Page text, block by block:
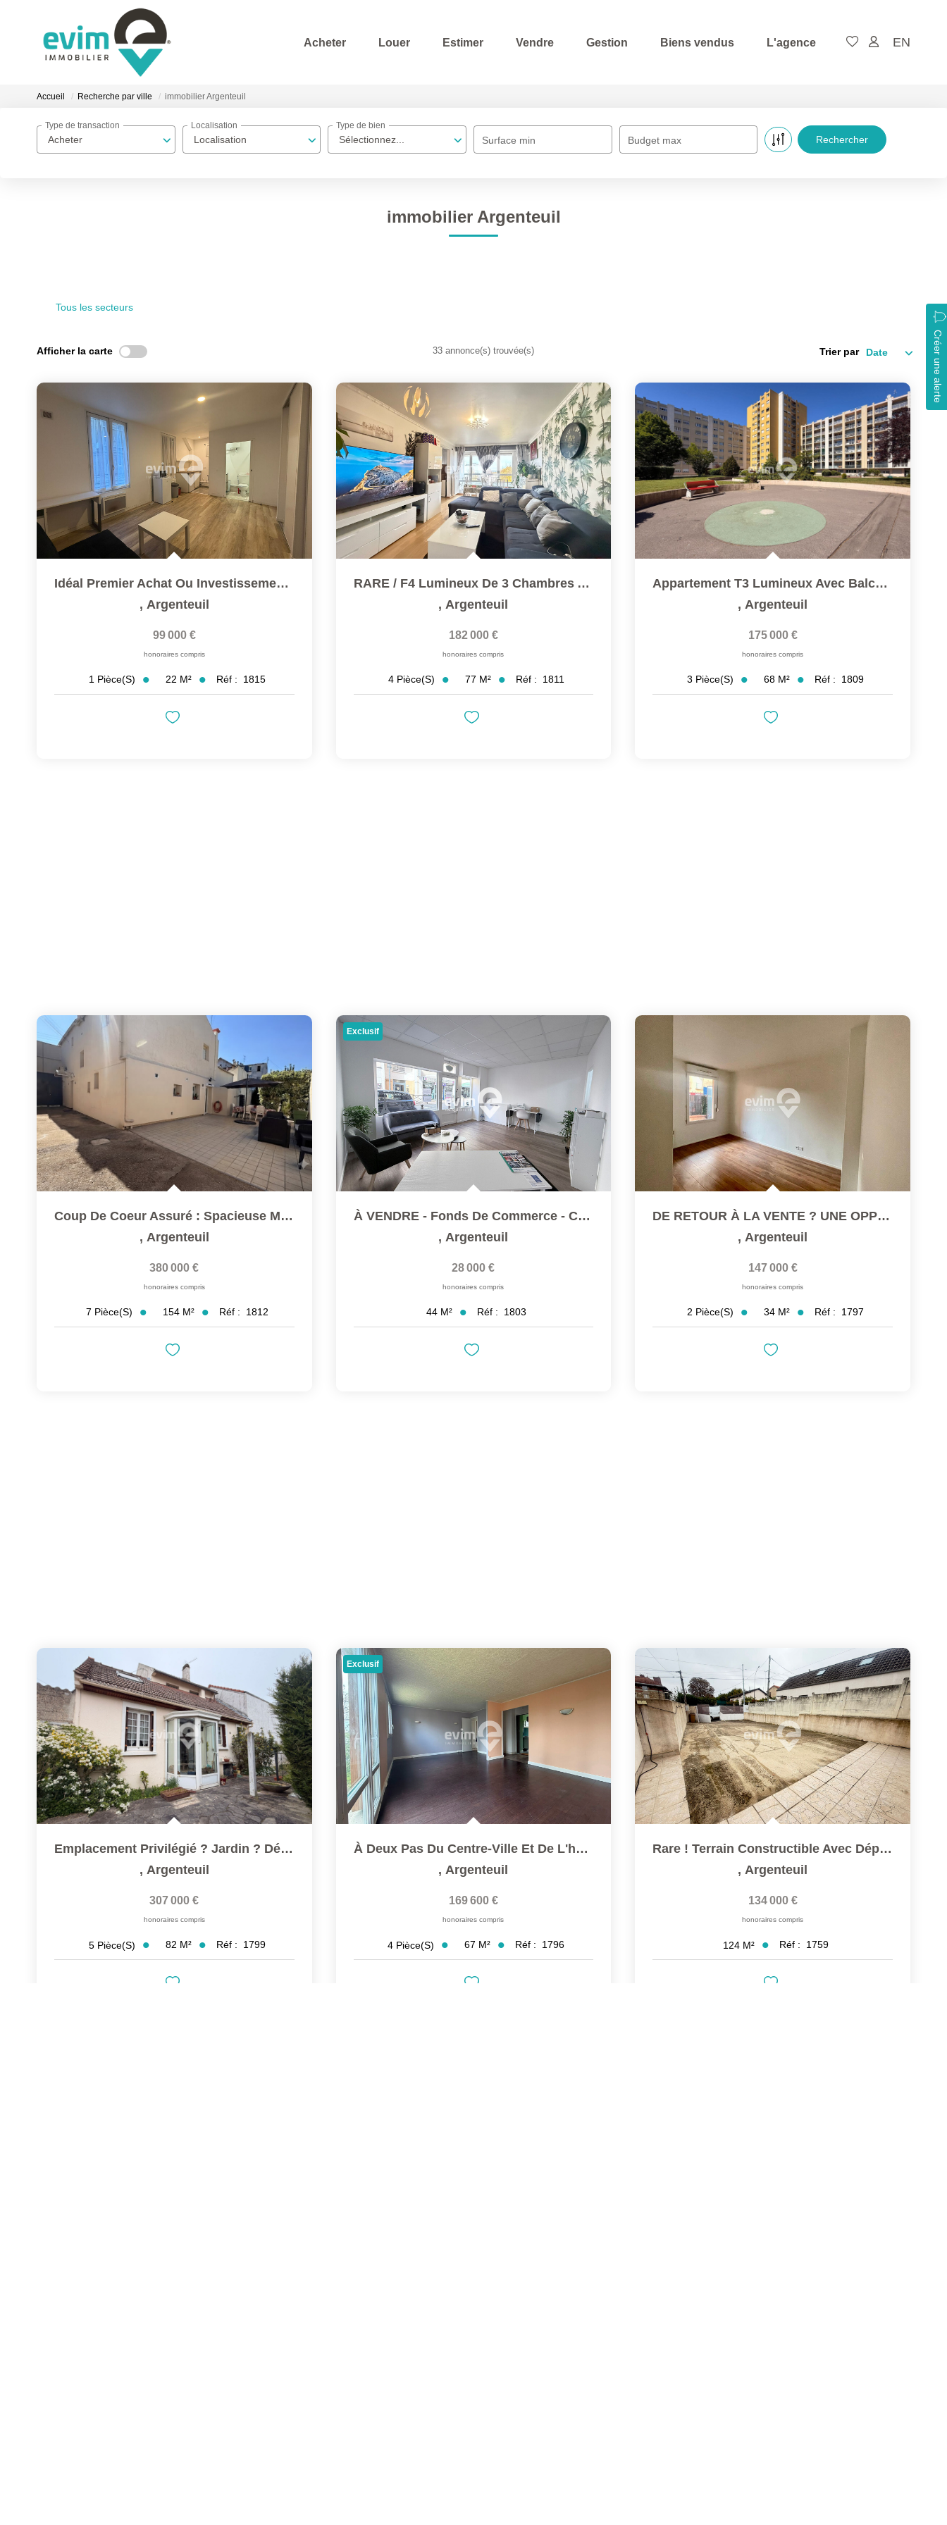
Acheter Louer Estimer Vendre Gestion Biens vendus L'agence EN
Accueil Recherche par ville immobilier Argenteuil
Acheter
Type de transaction
Localisation
Localisation
Sélectionnez...
Type de bien
Surface min Budget max
immobilier Argenteuil
Tous les secteurs
Créer une alerte
Afficher la carte 33 annonce(s) trouvée(s) Trier par
Idéal Premier Achat Ou Investissement Locatif
, Argenteuil
99 000 €
honoraires compris
1 Pièce(s) 22 M² Réf : 1815
RARE / F4 Lumineux De 3 Chambres Avec Balcon, Parking &...
, Argenteuil
182 000 €
honoraires compris
4 Pièce(s) 77 M² Réf : 1811
Appartement T3 Lumineux Avec Balcon, Parking & Cave ? À 5...
, Argenteuil
175 000 €
honoraires compris
3 Pièce(s) 68 M² Réf : 1809
Coup De Coeur Assuré : Spacieuse Maison Familiale Avec...
, Argenteuil
380 000 €
honoraires compris
7 Pièce(s) 154 M² Réf : 1812
Exclusif
À VENDRE - Fonds De Commerce - Centre-Ville D'Argenteuil
, Argenteuil
28 000 €
honoraires compris
44 M² Réf : 1803
DE RETOUR À LA VENTE ? UNE OPPORTUNITÉ À SAISIR SANS...
, Argenteuil
147 000 €
honoraires compris
2 Pièce(s) 34 M² Réf : 1797
Emplacement Privilégié ? Jardin ? Dépendance ? Garage ?...
, Argenteuil
307 000 €
honoraires compris
5 Pièce(s) 82 M² Réf : 1799
Exclusif
À Deux Pas Du Centre-Ville Et De L'hôpital. Bel Appartement...
,Argenteuil
169 600 €
honoraires compris
4 Pièce(s) 67 M² Réf : 1796
Rare ! Terrain Constructible Avec Dépendance
,Argenteuil
134 000 €
honoraires compris
124 M² Réf : 1759